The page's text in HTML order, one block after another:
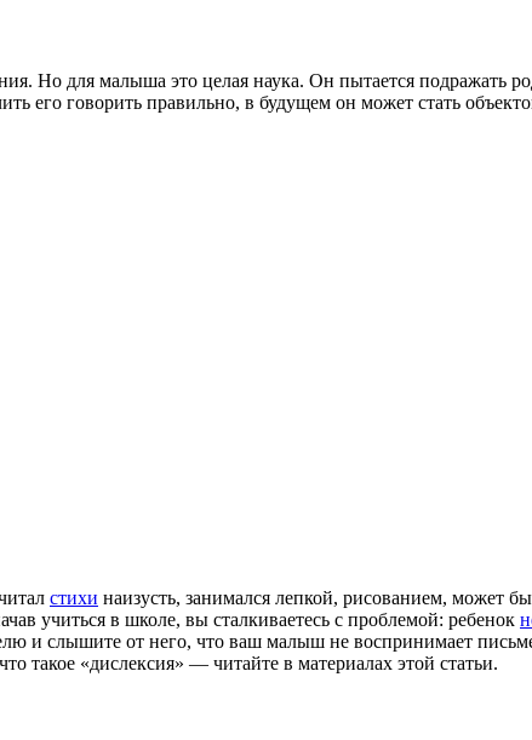
Но для малыша это целая наука. Он пытается подражать
его говорить правильно, в будущем он может стать
стихи наизусть, занимался лепкой, рисованием, может
учиться в школе, вы сталкиваетесь с проблемой: ребенок
и слышите от него, что ваш малыш не воспринимает
такое «дислексия» — читайте в материалах этой статьи.